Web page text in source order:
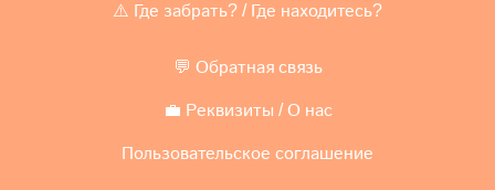
⚠️ Где забрать? / Где находитесь?
💬 Обратная связь
💼 Реквизиты / О нас
Пользовательское соглашение